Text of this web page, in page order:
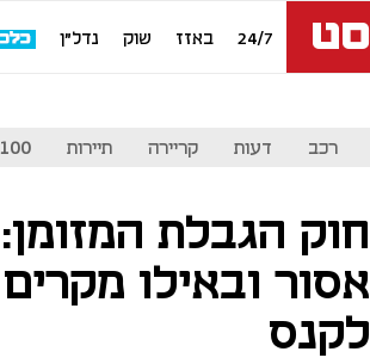
24/7 באזז שוק נדל"ן
רכב דעות קריירה תיירות
חוק הגבלת
אסור ובאילו
לקנס